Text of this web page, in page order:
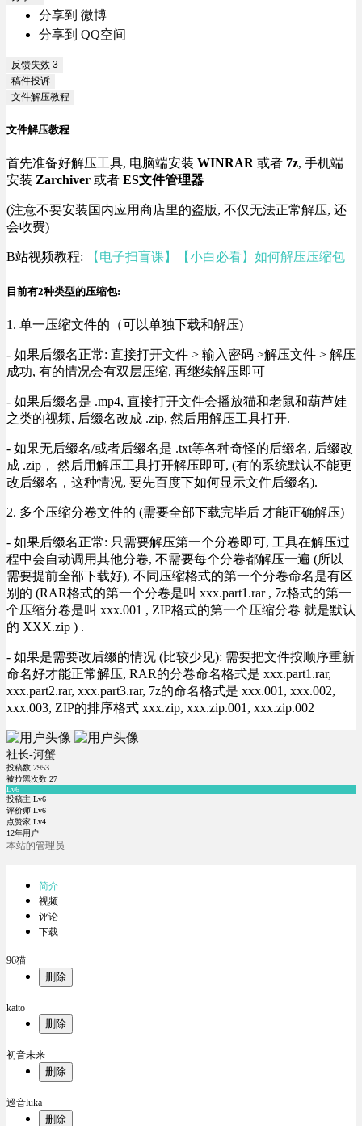
分享到 微博
分享到 QQ空间
反馈失效 3
稿件投诉
文件解压教程
文件解压教程
首先准备好解压工具, 电脑端安装 WINRAR 或者 7z, 手机端
安装 Zarchiver 或者 ES文件管理器
(注意不要安装国内应用商店里的盗版, 不仅无法正常解压, 还
会收费)
B站视频教程: 【电子扫盲课】【小白必看】如何解压压缩包
目前有2种类型的压缩包:
1. 单一压缩文件的（可以单独下载和解压)
- 如果后缀名正常: 直接打开文件 > 输入密码 >解压文件 > 解压
成功, 有的情况会有双层压缩, 再继续解压即可
- 如果后缀名是 .mp4, 直接打开文件会播放猫和老鼠和葫芦娃
之类的视频, 后缀名改成 .zip, 然后用解压工具打开.
- 如果无后缀名/或者后缀名是 .txt等各种奇怪的后缀名, 后缀改
成 .zip， 然后用解压工具打开解压即可, (有的系统默认不能更
改后缀名，这种情况, 要先百度下如何显示文件后缀名).
2. 多个压缩分卷文件的 (需要全部下载完毕后 才能正确解压)
- 如果后缀名正常: 只需要解压第一个分卷即可, 工具在解压过
程中会自动调用其他分卷, 不需要每个分卷都解压一遍 (所以
需要提前全部下载好), 不同压缩格式的第一个分卷命名是有区
别的 (RAR格式的第一个分卷是叫 xxx.part1.rar , 7z格式的第一
个压缩分卷是叫 xxx.001 , ZIP格式的第一个压缩分卷 就是默认
的 XXX.zip ) .
- 如果是需要改后缀的情况 (比较少见): 需要把文件按顺序重新
命名好才能正常解压, RAR的分卷命名格式是 xxx.part1.rar,
xxx.part2.rar, xxx.part3.rar, 7z的命名格式是 xxx.001, xxx.002,
xxx.003, ZIP的排序格式 xxx.zip, xxx.zip.001, xxx.zip.002
社长-河蟹
投稿数 2953
被拉黑次数 27
Lv6
投稿主 Lv6
评价师 Lv6
点赞家 Lv4
12年用户
本站的管理员
简介
视频
评论
下载
96猫
删除
kaito
删除
初音未来
删除
巡音luka
删除